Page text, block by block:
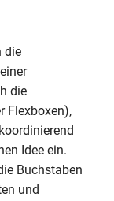
die
die
Flexboxen),
Idee ein.
Buchstaben
und